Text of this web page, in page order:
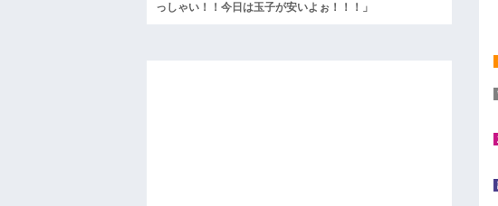
っしゃい！！今日は玉子が安いよぉ！！！」